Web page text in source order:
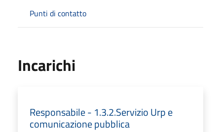
Punti di contatto
Incarichi
Responsabile - 1.3.2.Servizio Urp e
comunicazione pubblica